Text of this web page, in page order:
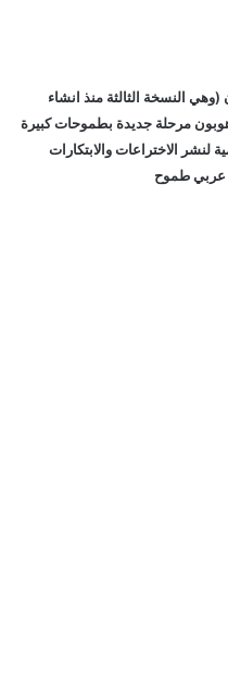
النسخة الثالثة منذ انشاء
مشروع موهوبون مرحلة جديدة بطموحات كبيرة
الاختراعات والابتكارات
عربي طموح